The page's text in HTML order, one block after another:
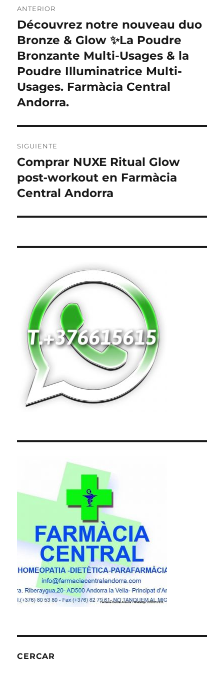
de
entradas
ANTERIOR
Entrada
anterior:
Découvrez notre nouveau duo
Bronze & Glow ✨La Poudre
Bronzante Multi-Usages & la
Poudre Illuminatrice Multi-
Usages. Farmàcia Central
Andorra.
SIGUIENTE
Entrada
siguiente:
Comprar NUXE Ritual Glow
post‑workout en Farmàcia
Central Andorra
CERCAR